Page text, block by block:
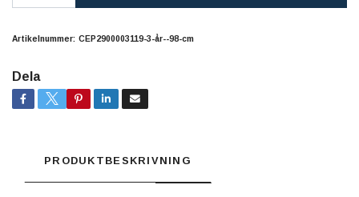
Artikelnummer: CEP2900003119-3-år--98-cm
Dela
PRODUKTBESKRIVNING